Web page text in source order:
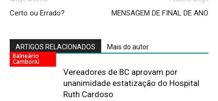
Certo ou Errado? MENSAGEM DE FINAL DE ANO
ARTIGOS RELACIONADOS Mais do autor
Balneário
Camboriú
Vereadores de BC aprovam por
unanimidade estatização do Hospital
Ruth Cardoso